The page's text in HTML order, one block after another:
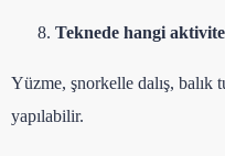
Teknede hangi
Yüzme, şnorkelle dalış, balık
yapılabilir.